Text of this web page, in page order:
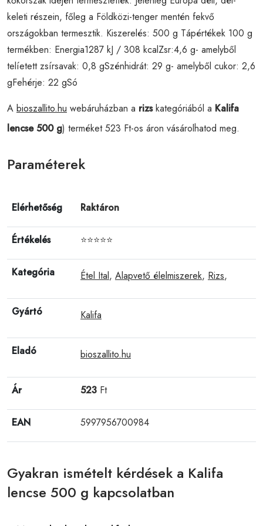
keleti részein, főleg a Földközi-tenger mentén fekvő
országokban termesztik. Kiszerelés: 500 g Tápértékek 100 g
termékben: Energia1287 kJ / 308 kcalZsr:4,6 g- amelyből
telíetett zsírsavak: 0,8 gSzénhidrát: 29 g- amelyből cukor: 2,6
gFehérje: 22 gSó
A bioszallito.hu webáruházban a rizskategóriából a Kalifa
lencse 500 g) terméket 523 Ft-os áron vásárolhatod meg.
Paraméterek
Elérhetőség Raktáron
Értékelés ⭐⭐⭐⭐⭐
Kategória Étel Ital, Alapvető élelmiszerek, Rizs,
Gyártó Kalifa
Eladó bioszallito.hu
Ár 523 Ft
EAN 5997956700984
Gyakran ismételt kérdések a Kalifa
lencse 500 g kapcsolatban